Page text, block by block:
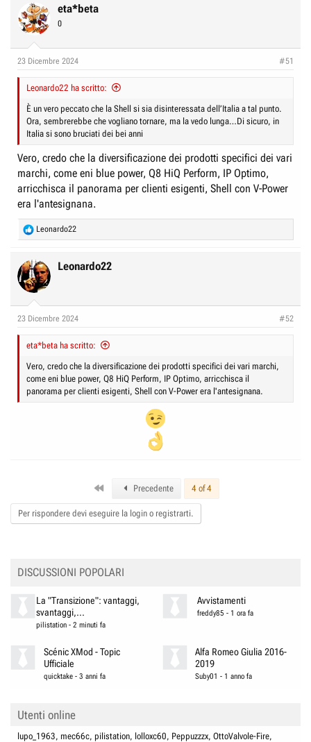
eta*beta
0
23 Dicembre 2024 #51
Leonardo22 ha scritto:
È un vero peccato che la Shell si sia disinteressata dell’Italia a tal punto.
Ora, sembrerebbe che vogliano tornare, ma la vedo lunga…Di sicuro, in
Italia si sono bruciati dei bei anni
Vero, credo che la diversificazione dei prodotti specifici dei vari
marchi, come eni blue power, Q8 HiQ Perform, IP Optimo,
arricchisca il panorama per clienti esigenti, Shell con V-Power
era l'antesignana.
R
e
c
t
s
Leonardo22
Leonardo22
23 Dicembre 2024 #52
eta*beta ha scritto:
Vero, credo che la diversificazione dei prodotti specifici dei vari marchi,
come eni blue power, Q8 HiQ Perform, IP Optimo, arricchisca il
panorama per clienti esigenti, Shell con V-Power era l'antesignana.
Precedente 4 of 4
Per rispondere devi eseguire la login o registrarti.
DISCUSSIONI POPOLARI
La "Transizione": vantaggi,
svantaggi,...
pilistation- 2 minuti fa
Avvistamenti
freddy85 - 1 ora fa
Scénic XMod - Topic
Ufficiale
quicktake -3 anni fa
Alfa Romeo Giulia 2016-
2019
Suby01 - 1 anno fa
Utenti online
lupo_1963 mec66c pilistation lolloxc60 Peppuzzzx OttoValvole-Fire